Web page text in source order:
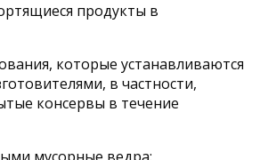
продукты в
которые устанавливаются
в частности,
консервы в течение